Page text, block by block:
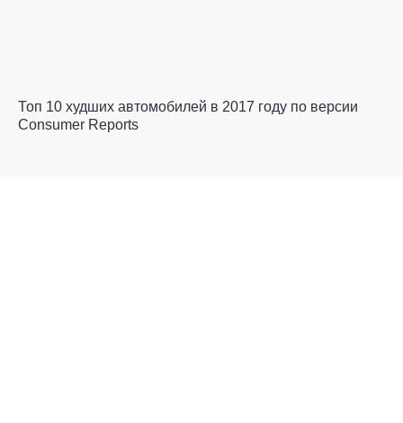
Топ 10 худших автомобилей в 2017 году по версии
Consumer Reports